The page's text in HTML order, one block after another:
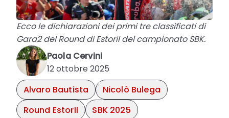
Ecco le dichiarazioni dei primi tre classificati di
Gara2 del Round di Estoril del campionato SBK.
Paola Cervini
12 ottobre 2025
Alvaro Bautista
Nicolò Bulega
Round Estoril
SBK 2025